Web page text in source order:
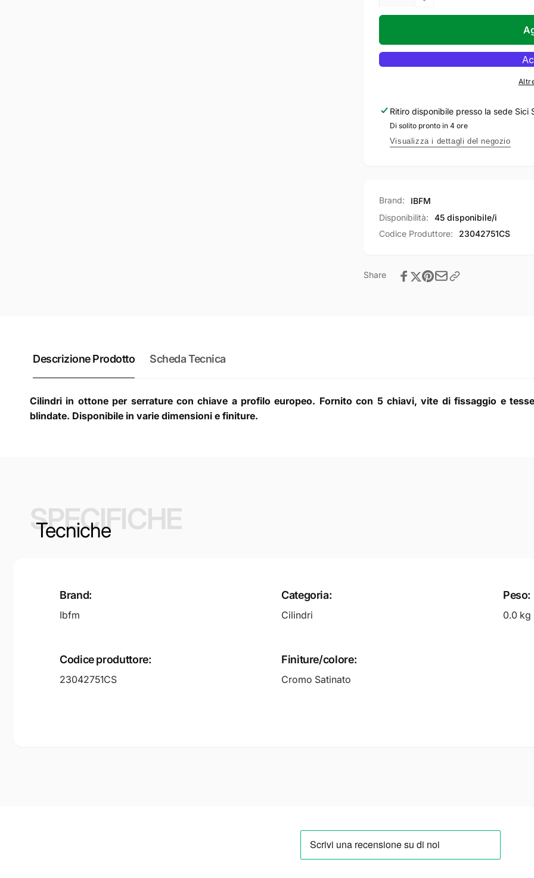
quantità
per
di
Sicurezza
duplicazione
protetta
profilo
sicurezza
+5
chiavi
Cromo
Diminuisci
quantità
IBFM
Cilindro
di
a
duplicazione
protetta
di
sicurezza
+5
Satinato
Ritiro disponibile presso la sede Sici
Di solito pronto in 4 ore
Visualizza i dettagli del negozio
Brand:
IBFM
Disponibilità:
45 disponibile/i
Codice Produttore:
23042751CS
Share
Descrizione Prodotto Scheda Tecnica
Cilindri in ottone per serrature con chiave a profilo europeo. Fornito con 5 chiavi, vite di fissaggio e
blindate. Disponibile in varie dimensioni e finiture.
SPECIFICHE
Tecniche
Brand:
Ibfm
Categoria:
Cilindri
Peso:
0.0 kg
Codice produttore:
23042751CS
Finiture/colore:
Cromo Satinato